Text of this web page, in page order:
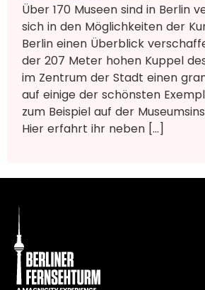
Über 170 Museen sind in Berlin
sich in den Möglichkeiten der
Berlin einen Überblick
der 207 Meter hohen Kuppel
im Zentrum der Stadt einen
auf einige der schönsten
zum Beispiel auf der
Hier erfahrt ihr neben […]